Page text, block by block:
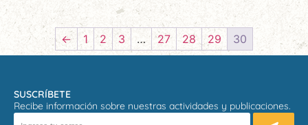
← 1 2 3 … 27 28 29 30
SUSCRÍBETE
Recibe información sobre nuestras actividades y publicaciones.